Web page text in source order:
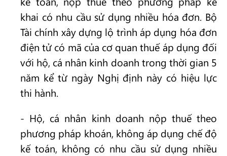
khai có nhu cầu sử dụng nhiều hóa đơn. Bộ
Tài chính xây dựng lộ trình áp dụng hóa đơn
điện tử có mã của cơ quan thuế áp dụng đối
với hộ, cá nhân kinh doanh trong thời gian 5
năm kể từ ngày Nghị định này có hiệu lực
thi hành.
- Hộ, cá nhân kinh doanh nộp thuế theo
phương pháp khoán, không áp dụng chế độ
kế toán, không có nhu cầu sử dụng nhiều